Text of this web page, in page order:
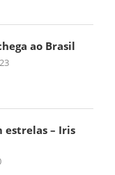
ao Brasil
estrelas – Iris